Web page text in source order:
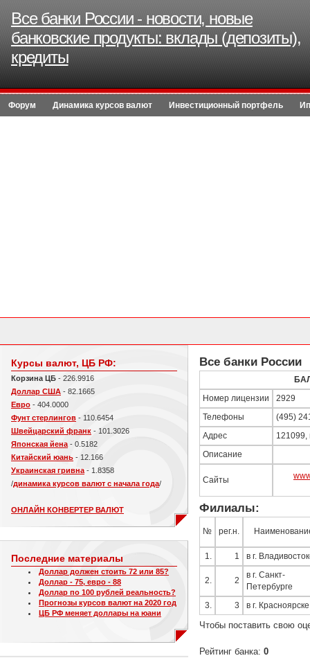
Все банки России - новости, новые
банковские продукты: вклады (депозиты),
кредиты
Форум Динамика курсов валют Инвестиционный портфель
Курсы валют, ЦБ РФ:
Корзина ЦБ - 226.9916
Доллар США - 82.1665
Евро - 404.0000
Фунт стерлингов - 110.6454
Швейцарский франк - 101.3026
Японская йена - 0.5182
Китайский юань - 12.166
Украинская гривна - 1.8358
/динамика курсов валют с начала года/
ОНЛАЙН КОНВЕРТЕР ВАЛЮТ
Последние материалы
Доллар должен стоить 72 или 85?
Доллар - 75, евро - 88
Доллар по 100 рублей реальность?
Прогнозы курсов валют на 2020 год
ЦБ РФ меняет доллары на юани
Все банки России
Номер лицензии 2929
Телефоны (495)
Адрес 121099,
Описание
Сайты
Филиалы:
№ рег.н.
1. 1 в г.
2. 2
в г. Санкт-
Петербурге
3. 3 в г. Красноярске
Чтобы поставить свою
Рейтинг банка: 0